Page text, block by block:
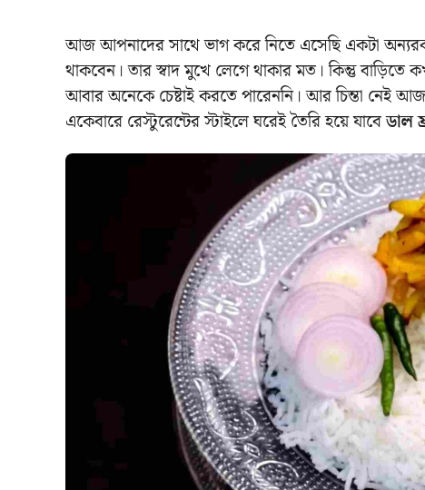
আজ আপনাদের সাথে ভাগ করে নিতে এসেছি একটা অন্যরকম
থাকবেন। তার স্বাদ মুখে লেগে থাকার মত। কিন্তু
আবার অনেকে চেষ্টাই করতে পারেননি। আর চিন্তা নেই
একেবারে রেস্টুরেন্টের স্টাইলে ঘরেই তৈরি হয়ে যাবেডাল